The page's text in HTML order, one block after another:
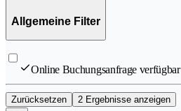
Allgemeine Filter
Online Buchungsanfrage verfügbar
Zurücksetzen 2 Ergebnisse anzeigen